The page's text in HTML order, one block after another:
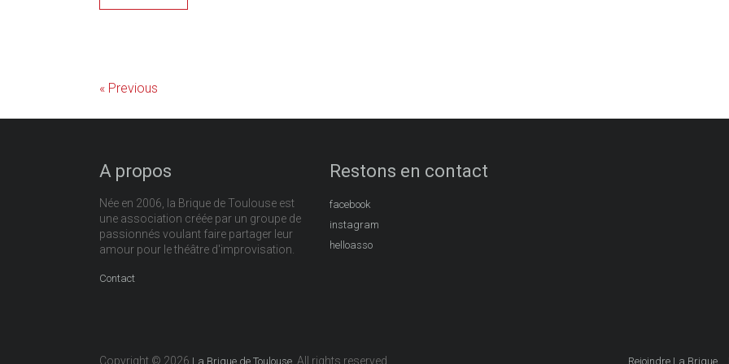
« Previous
A propos
Née en 2006, la Brique de Toulouse est
une association créée par un groupe de
passionnés voulant faire partager leur
amour pour le théâtre d'improvisation.
Contact
Restons en contact
facebook
instagram
helloasso
Copyright © 2026 La Brique de Toulouse . All rights reserved. Rejoindre La Brique